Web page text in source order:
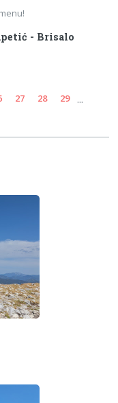
- Brisalo
27 28 29 ...